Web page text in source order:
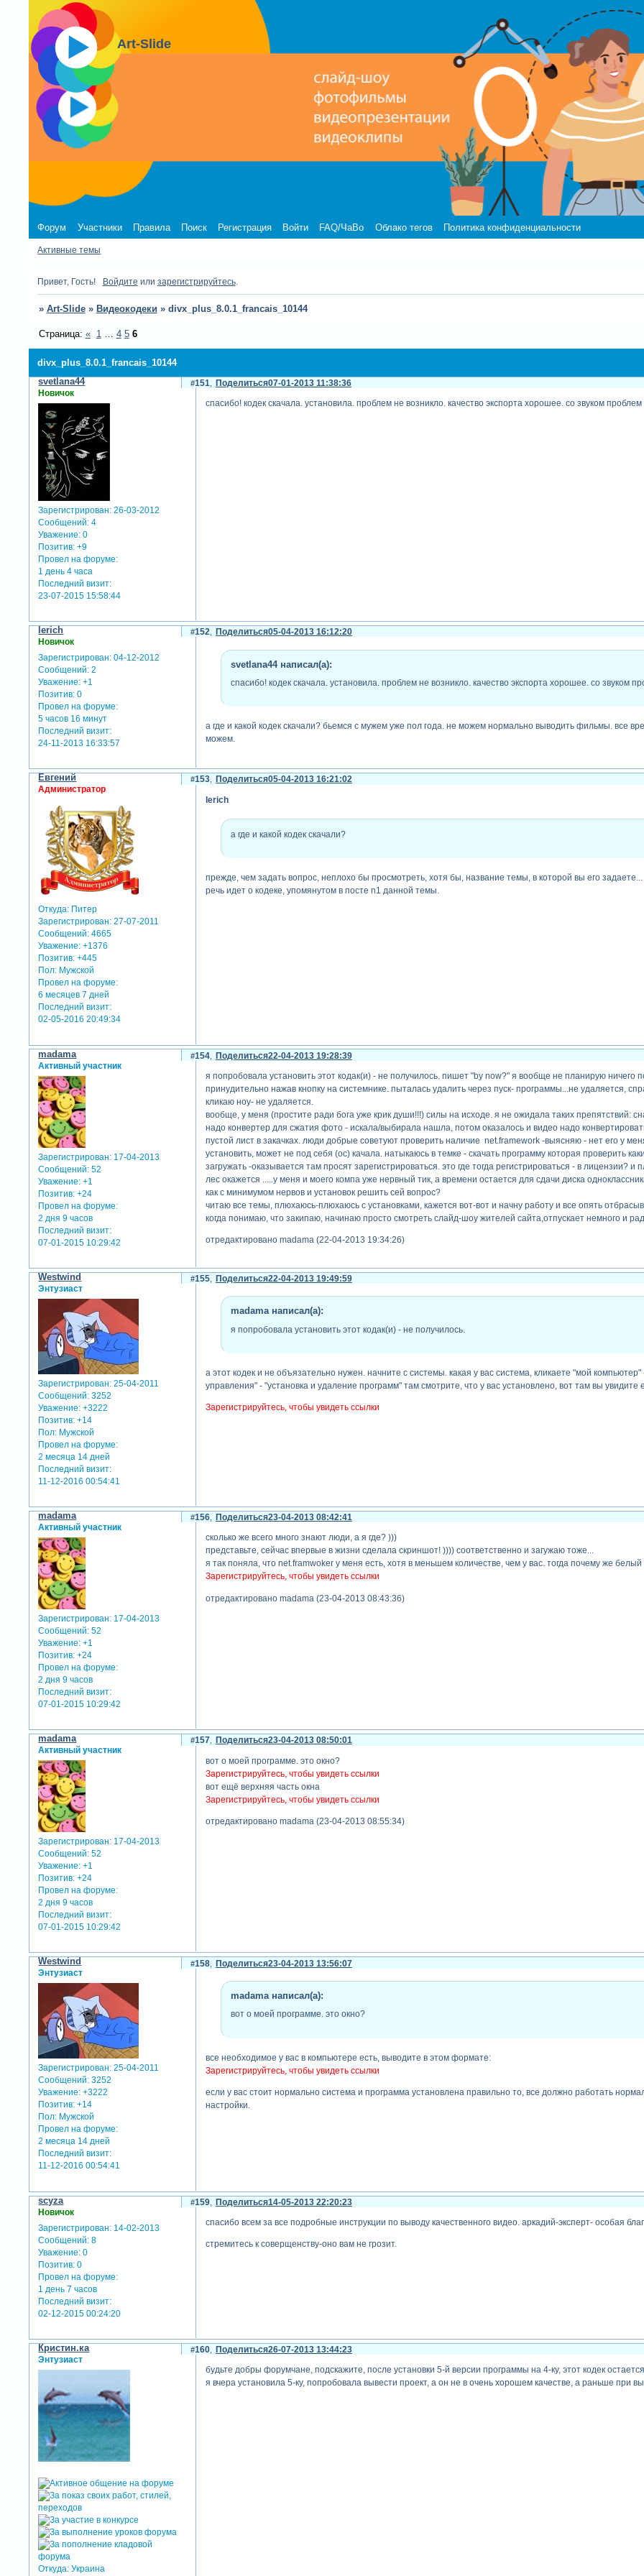
Art-Slide
Форум Участники Правила Поиск Регистрация Войти FAQ/ЧаВо Облако тегов Политика конфиденциальности
Активные темы
Привет, Гость! Войдите или зарегистрируйтесь.
» Art-Slide » Видеокодеки » divx_plus_8.0.1_francais_10144
divx_plus_8.0.1_francais_10144
Страница: « 1 … 4 5 6
Поделиться
151 07-01-2013 11:38:36
svetlana44
Новичок
Зарегистрирован: 26-03-2012
Сообщений: 4
Уважение: 0
Позитив: +9
Провел на форуме:
1 день 4 часа
Последний визит:
23-07-2015 15:58:44
спасибо! кодек скачала. установила. проблем не возникло. качество экспорта хорошее. со звуком
Поделиться
152 05-04-2013 16:12:20
lerich
Новичок
Зарегистрирован: 04-12-2012
Сообщений: 2
Уважение: +1
Позитив: 0
Провел на форуме:
5 часов 16 минут
Последний визит:
24-11-2013 16:33:57
svetlana44 написал(а):
спасибо! кодек скачала. установила. проблем не возникло. качество экспорта хорошее. со звуком
а где и какой кодек скачали? бьемся с мужем уже пол года. не можем нормально выводить фильмы. все
можем.
Поделиться
153 05-04-2013 16:21:02
Евгений
Администратор
Откуда: Питер
Зарегистрирован: 27-07-2011
Сообщений: 4665
Уважение: +1376
Позитив: +445
Пол: Мужской
Провел на форуме:
6 месяцев 7 дней
Последний визит:
02-05-2016 20:49:34
lerich
а где и какой кодек скачали?
прежде, чем задать вопрос, неплохо бы просмотреть, хотя бы, название темы, в которой вы его задаете...
речь идет о кодеке, упомянутом в посте n1 данной темы.
Поделиться
154 22-04-2013 19:28:39
madama
Активный участник
Зарегистрирован: 17-04-2013
Сообщений: 52
Уважение: +1
Позитив: +24
Провел на форуме:
2 дня 9 часов
Последний визит:
07-01-2015 10:29:42
я попробовала установить этот кодак(и) - не получилось. пишет "by now?" я вообще не планирую ничего
принудительно нажав кнопку на системнике. пыталась удалить через пуск- программы...не удаляется,
кликаю ноу- не удаляется.
вообще, у меня (простите ради бога уже крик души!!!) силы на исходе. я не ожидала таких препятствий:
надо конвертер для сжатия фото - искала/выбирала нашла, потом оказалось и видео надо
пустой лист в закачках. люди добрые советуют проверить наличие net.framework -выясняю - нет его у
установить, может не под себя (ос) качала. натыкаюсь в темке - скачать программу которая проверить
загружать -оказывается там просят зарегистрироваться. это где тогда регистрироваться - в
лес окажется .....у меня и моего компа уже нервный тик, а времени остается для сдачи диска
как с минимумом нервов и установок решить сей вопрос?
читаю все темы, плюхаюсь-плюхаюсь с установками, кажется вот-вот и начну работу и все опять
когда понимаю, что закипаю, начинаю просто смотреть слайд-шоу жителей сайта,отпускает немного и
отредактировано madama (22-04-2013 19:34:26)
Поделиться
155 22-04-2013 19:49:59
Westwind
Энтузиаст
Зарегистрирован: 25-04-2011
Сообщений: 3252
Уважение: +3222
Позитив: +14
Пол: Мужской
Провел на форуме:
2 месяца 14 дней
Последний визит:
11-12-2016 00:54:41
madama написал(а):
я попробовала установить этот кодак(и) - не получилось.
а этот кодек и не объязательно нужен. начните с системы. какая у вас система, кликаете "мой
управления" - "установка и удаление программ" там смотрите, что у вас установлено, вот там вы
Зарегистрируйтесь, чтобы увидеть ссылки
Поделиться
156 23-04-2013 08:42:41
madama
Активный участник
Зарегистрирован: 17-04-2013
Сообщений: 52
Уважение: +1
Позитив: +24
Провел на форуме:
2 дня 9 часов
Последний визит:
07-01-2015 10:29:42
сколько же всего много знают люди, а я где? )))
представьте, сейчас впервые в жизни сделала скриншот! )))) соответственно и загужаю тоже...
я так поняла, что net.framwoker у меня есть, хотя в меньшем количестве, чем у вас. тогда почему же белый
Зарегистрируйтесь, чтобы увидеть ссылки
отредактировано madama (23-04-2013 08:43:36)
Поделиться
157 23-04-2013 08:50:01
madama
Активный участник
Зарегистрирован: 17-04-2013
Сообщений: 52
Уважение: +1
Позитив: +24
Провел на форуме:
2 дня 9 часов
Последний визит:
07-01-2015 10:29:42
вот о моей программе. это окно?
Зарегистрируйтесь, чтобы увидеть ссылки
вот ещё верхняя часть окна
Зарегистрируйтесь, чтобы увидеть ссылки
отредактировано madama (23-04-2013 08:55:34)
Поделиться
158 23-04-2013 13:56:07
Westwind
Энтузиаст
Зарегистрирован: 25-04-2011
Сообщений: 3252
Уважение: +3222
Позитив: +14
Пол: Мужской
Провел на форуме:
2 месяца 14 дней
Последний визит:
11-12-2016 00:54:41
madama написал(а):
вот о моей программе. это окно?
все необходимое у вас в компьютере есть, выводите в этом формате:
Зарегистрируйтесь, чтобы увидеть ссылки
если у вас стоит нормально система и программа установлена правильно то, все должно работать
настройки.
Поделиться
159 14-05-2013 22:20:23
scyza
Новичок
Зарегистрирован: 14-02-2013
Сообщений: 8
Уважение: 0
Позитив: 0
Провел на форуме:
1 день 7 часов
Последний визит:
02-12-2015 00:24:20
спасибо всем за все подробные инструкции по выводу качественного видео. аркадий-эксперт- особая
стремитесь к соверщенству-оно вам не грозит.
Поделиться
160 26-07-2013 13:44:23
Кристин.ка
Энтузиаст
Откуда: Украина
будьте добры форумчане, подскажите, после установки 5-й версии программы на 4-ку, этот кодек
я вчера установила 5-ку, попробовала вывести проект, а он не в очень хорошем качестве, а раньше при